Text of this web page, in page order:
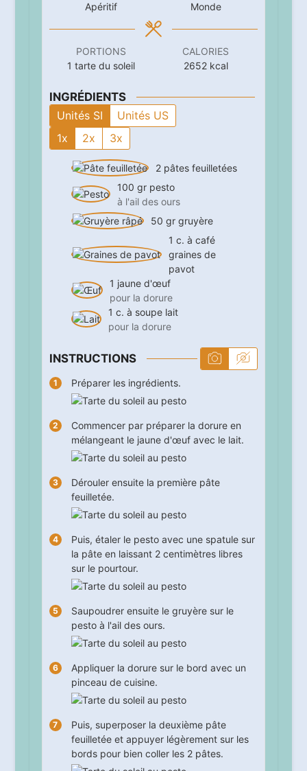
Apéritif
Monde
PORTIONS
1 tarte du soleil
CALORIES
2652 kcal
INGRÉDIENTS
Unités SI
Unités US
1x
2x 3x
2 pâtes feuilletées
100 gr pesto
à l'ail des ours
50 gr gruyère
1 c. à café
graines de
pavot
1 jaune d'œuf
pour la dorure
1 c. à soupe lait
pour la dorure
INSTRUCTIONS
Préparer les ingrédients.
Commencer par préparer la dorure en
mélangeant le jaune d'œuf avec le lait.
Dérouler ensuite la première pâte
feuilletée.
Puis, étaler le pesto avec une spatule sur
la pâte en laissant 2 centimètres libres
sur le pourtour.
Saupoudrer ensuite le gruyère sur le
pesto à l'ail des ours.
Appliquer la dorure sur le bord avec un
pinceau de cuisine.
Puis, superposer la deuxième pâte
feuilletée et appuyer légèrement sur les
bords pour bien coller les 2 pâtes.